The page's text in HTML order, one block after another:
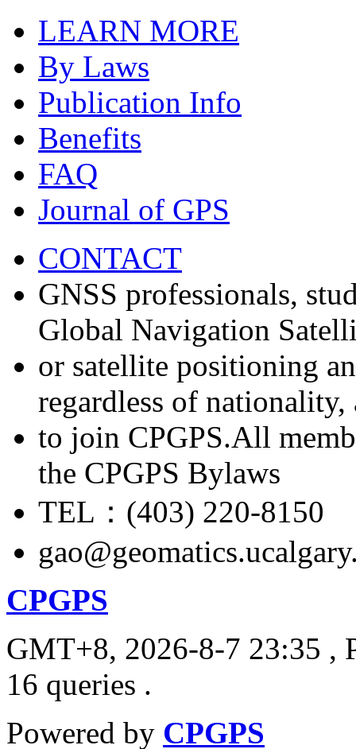
LEARN MORE
By Laws
Publication Info
Benefits
FAQ
Journal of GPS
CONTACT
GNSS professionals,
Global Navigation
or satellite positioning
regardless of nationality,
to join CPGPS.All
the CPGPS Bylaws
TEL：(403) 220-8150
CPGPS
GMT+8, 2026-8-7 23:35 ,
16 queries .
Powered by CPGPS